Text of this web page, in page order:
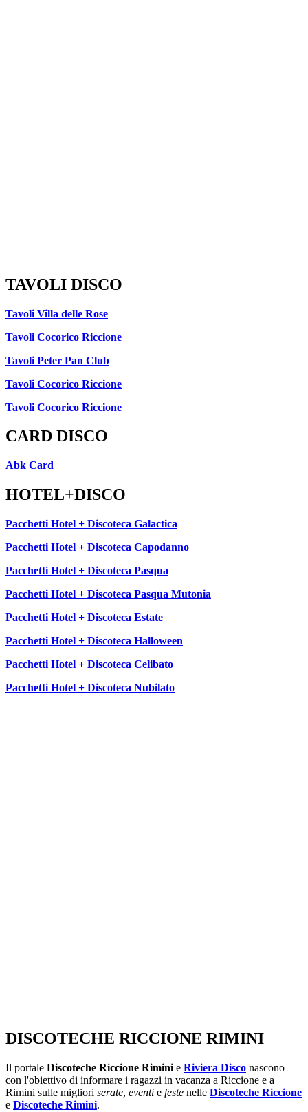
TAVOLI DISCO
Tavoli Villa delle Rose
Tavoli Cocorico Riccione
Tavoli Peter Pan Club
Tavoli Cocorico Riccione
Tavoli Cocorico Riccione
CARD DISCO
Abk Card
HOTEL+DISCO
Pacchetti Hotel + Discoteca Galactica
Pacchetti Hotel + Discoteca Capodanno
Pacchetti Hotel + Discoteca Pasqua
Pacchetti Hotel + Discoteca Pasqua Mutonia
Pacchetti Hotel + Discoteca Estate
Pacchetti Hotel + Discoteca Halloween
Pacchetti Hotel + Discoteca Celibato
Pacchetti Hotel + Discoteca Nubilato
DISCOTECHE RICCIONE RIMINI
Il portale Discoteche Riccione Rimini e Riviera Disco nascono
con l'obiettivo di informare i ragazzi in vacanza a Riccione e a
Rimini sulle migliori serate, eventi e feste nelle Discoteche Riccione
e Discoteche Rimini.